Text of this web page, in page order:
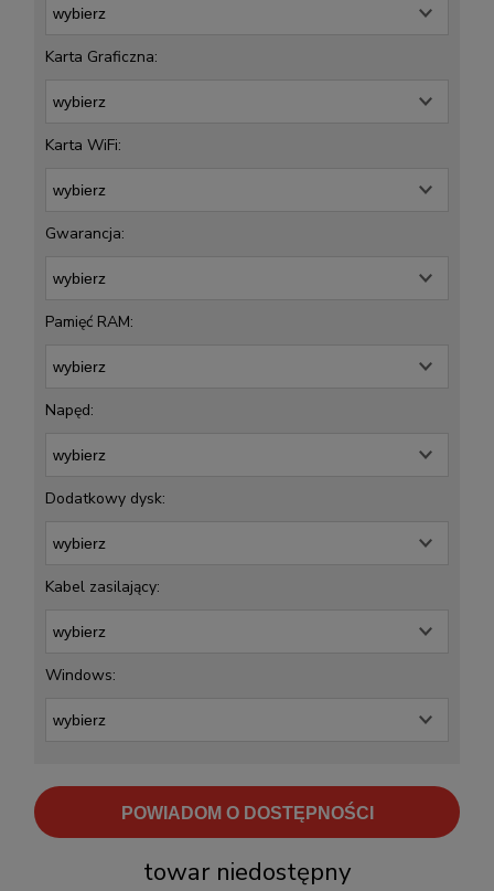
Karta Graficzna:
Karta WiFi:
Gwarancja:
Pamięć RAM:
Napęd:
Dodatkowy dysk:
Kabel zasilający:
Windows:
POWIADOM O DOSTĘPNOŚCI
towar niedostępny